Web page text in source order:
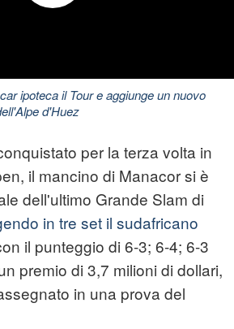
ipoteca il Tour e aggiunge un nuovo
d'Huez
per la terza volta in
il mancino di Manacor si è
dell'ultimo Grande Slam di
in tre set il sudafricano
il punteggio di 6-3; 6-4; 6-3
premio di 3,7 milioni di dollari,
in una prova del